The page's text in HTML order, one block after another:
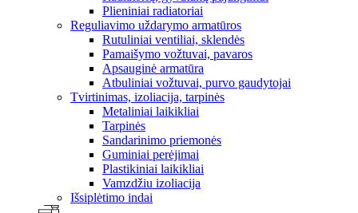
Plieniniai radiatoriai
Reguliavimo uždarymo armatūros
Rutuliniai ventiliai, sklendės
Pamaišymo vožtuvai, pavaros
Apsauginė armatūra
Atbuliniai vožtuvai, purvo gaudytojai
Tvirtinimas, izoliacija, tarpinės
Metaliniai laikikliai
Tarpinės
Sandarinimo priemonės
Guminiai perėjimai
Plastikiniai laikikliai
Vamzdžiu izoliacija
Išsiplėtimo indai